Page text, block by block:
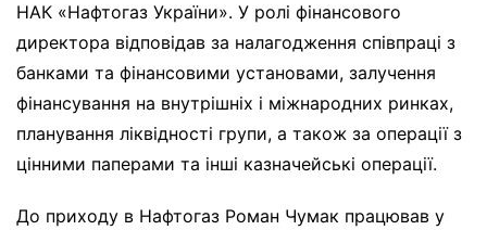
НАК «Нафтогаз України». У ролі фінансового
директора відповідав за налагодження співпраці з
банками та фінансовими установами, залучення
фінансування на внутрішніх і міжнародних ринках,
планування ліквідності групи, а також за операції з
цінними паперами та інші казначейські операції.
До приходу в Нафтогаз Роман Чумак працював у